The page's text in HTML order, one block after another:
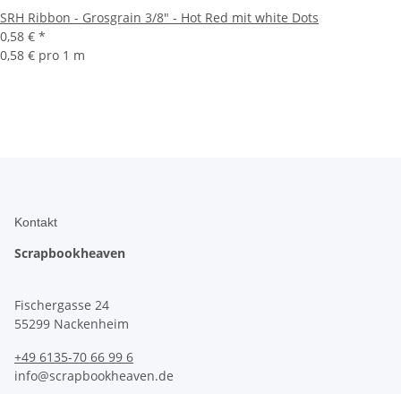
SRH Ribbon - Grosgrain 3/8" - Hot Red mit white Dots
0,58 € *
0,58 € pro 1 m
Kontakt
Scrapbookheaven
Fischergasse 24
55299 Nackenheim
+49 6135-70 66 99 6
info@scrapbookheaven.de